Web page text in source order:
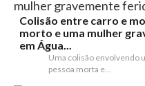
Colisão entre carro e
morto e uma mulher
em Água...
Uma colisão envolvendo
pessoa morta e...